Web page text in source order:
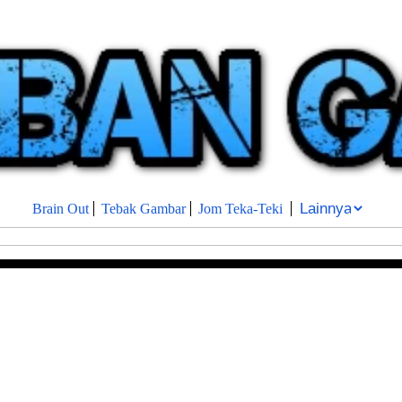
Brain Out Tebak Gambar Jom Teka-Teki